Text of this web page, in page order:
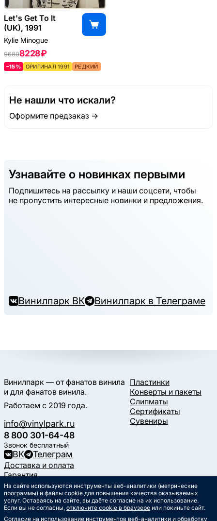
Let's Get To It
(UK), 1991
Kylie Minogue
96808228 ₽
–15% ОРИГИНАЛ 1991 РЕДКИЙ
Не нашли что искали?
Оформите предзаказ →
Узнавайте о новинках первыми
Подпишитесь на рассылку и наши соцсети, чтобы
не пропустить интересные новинки и предложения.
Винилпарк ВК Винилпарк в Телеграме
Винилпарк — от фанатов винила
и для фанатов винила.
Работаем с 2019 года.
info@vinylpark.ru
8 800 301-64-48
Звонок бесплатный
ВК Телеграм
Пластинки
Конверты и пакеты
Слипматы
Сертификаты
Сувениры
Доставка и оплата
Гарантия
Контакты
Статьи
Музыкальный календарь
Документы
На сайте используются инструменты веб-аналитики (метрические
программы) и файлы cookie для повышения качества оказываемых
услуг. Оставаясь на сайте, вы даёте согласие на их использование.
Если вы не согласны, отключите cookie в браузере или покиньте сайт.
Согласие на использование инструментов веб-аналитики и обработку